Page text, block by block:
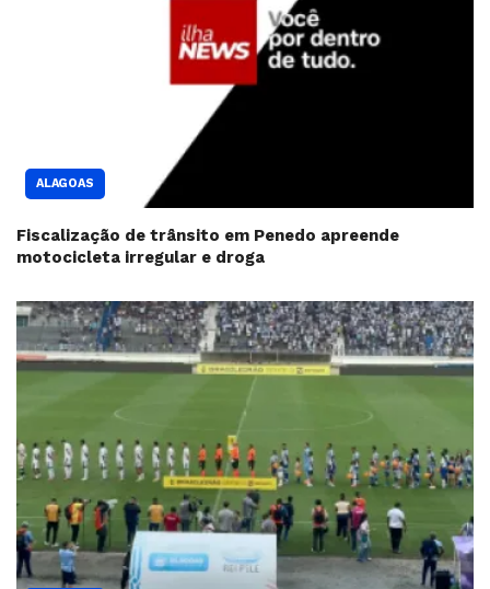
ALAGOAS
Fiscalização de trânsito em Penedo apreende
motocicleta irregular e droga